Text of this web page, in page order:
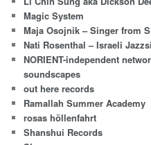
Magic System
Maja Osojnik – Singer from
Nati Rosenthal – Israeli
NORIENT-independent
soundscapes
out here records
Ramallah Summer Academy
rosas höllenfahrt
Shanshui Records